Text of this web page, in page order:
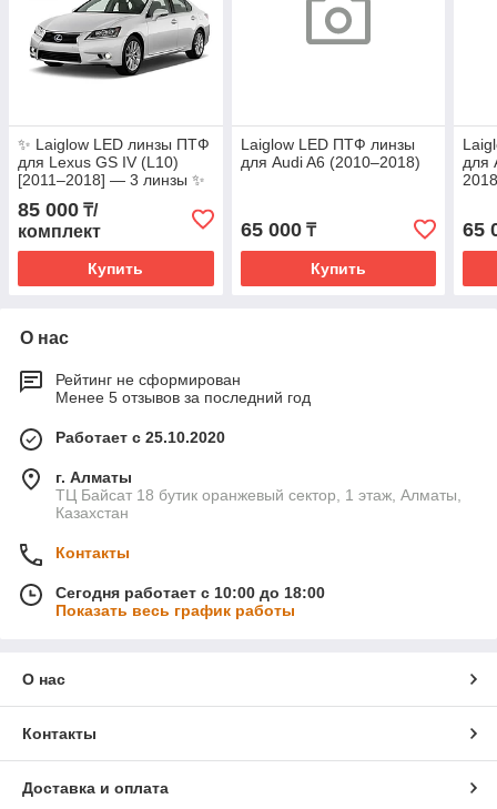
✨ Laiglow LED линзы ПТФ
для Lexus GS IV (L10)
[2011–2018] — 3 линзы ✨
85 000 ₸/
комплект
Купить
Laiglow LED ПТФ линзы
для Audi A6 (2010–2018)
65 000₸
Купить
для
65
О нас
Рейтинг не сформирован
Менее 5 отзывов за последний год
Работает с 25.10.2020
г. Алматы
ТЦ Байсат 18 бутик оранжевый сектор, 1 этаж, Алматы,
Казахстан
Контакты
Сегодня работает с 10:00 до 18:00
Показать весь график работы
О нас
Контакты
Доставка и оплата